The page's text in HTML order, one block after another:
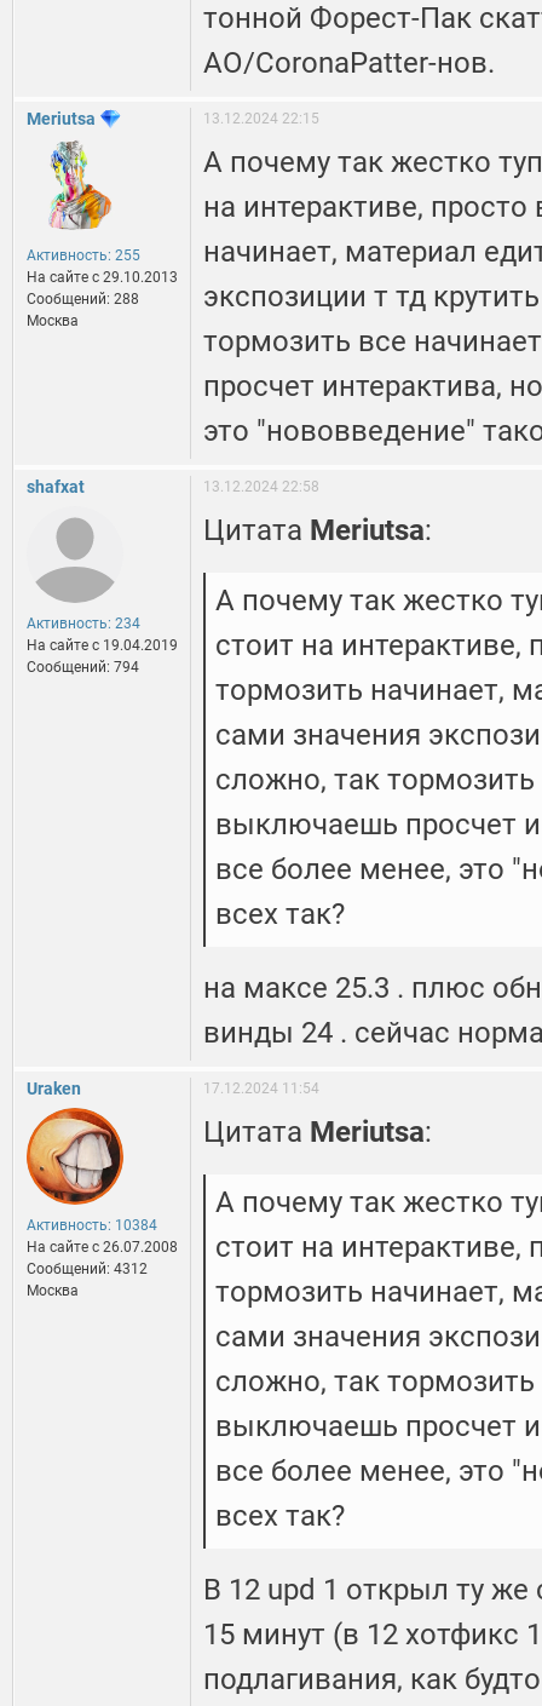
тонной Форест-Пак
AO/CoronaPatter-нов.
Meriutsa
Активность: 255
На сайте c 29.10.2013
Сообщений: 288
Москва
13.12.2024 22:15
А почему так жестко
на интерактиве,
начинает, материал
экспозиции т тд
тормозить все
просчет интерактива,
это "нововведение"
shafxat
Активность: 234
На сайте c 19.04.2019
Сообщений: 794
13.12.2024 22:58
Цитата Meriutsa:
А почему так жестко
стоит на интерактиве,
тормозить начинает,
сами значения
сложно, так тормозить
выключаешь просчет
все более менее, это
всех так?
на максе 25.3 . плюс
винды 24 . сейчас
Uraken
Активность: 10384
На сайте c 26.07.2008
Сообщений: 4312
Москва
17.12.2024 11:54
Цитата Meriutsa:
А почему так жестко
стоит на интерактиве,
тормозить начинает,
сами значения
сложно, так тормозить
выключаешь просчет
все более менее, это
всех так?
В 12 upd 1 открыл ту же
15 минут (в 12 хотфикс
подлагивания, как